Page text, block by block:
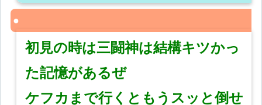
初見の時は三闘神は結構キツかっ
た記憶があるぜ
ケフカまで行くともうスッと倒せ